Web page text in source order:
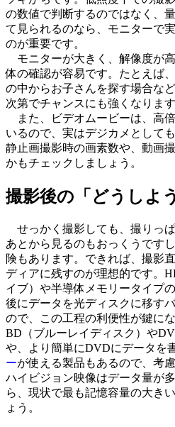
の数値で判断するのではなく、
て見られるのなら、モニターで
のが重要です。
モニターが大きく、解像度が
体の確認が容易です。たとえば
の中からお子さんを探す場合な
次第でチャンスにも強くなります
また、ビデオムービーは、高
いるので、実はデジカメとして
静止画撮影時の画素数や、動画
かもチェックしましょう。
撮影後の「どうしよ
せっかく撮影しても、撮りっ
あとから見るのもおっくうです
険もあります。できれば、撮影
ディアに残すのが理想的です。
イブ）や半導体メモリータイプ
後にデータを光ディスクに移す
ので、この工程の利便性が鍵に
BD（ブルーレイディスク）や
や、より簡単にDVDにデータを
ーが使える製品もあるので、考
ハイビジョン映像はデータ量が
ら、現状で最も記憶容量の大き
ょう。